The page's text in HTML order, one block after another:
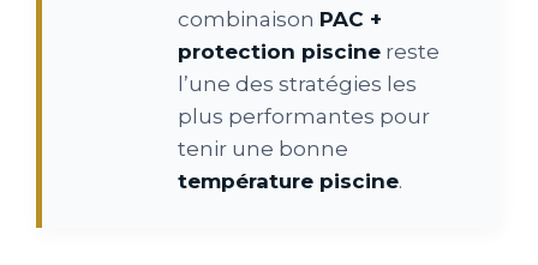
combinaison PAC +
protection piscine reste
l’une des stratégies les
plus performantes pour
tenir une bonne
température piscine.